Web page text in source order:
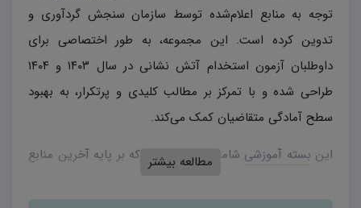
توجه به منابع اعلام‌شده توسط سازمان سنجش گردآوری و
تدوین کرده است. این مجموعه، به طور اختصاصی برای
داوطلبان آزمون استخدام آتش نشانی در سال ۱۴۰۳ و ۱۴۰۴
طراحی شده و با تمرکز بر مطالب کلیدی و پرتکرار، به بهبود
سطح آمادگی متقاضیان کمک می‌کند.
این بسته آموزشی شامل مطالبی است که بر پایه آخرین منابع
مطالعه بیشتر